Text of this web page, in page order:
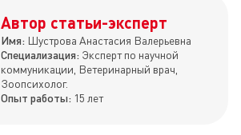
Автор статьи-эксперт
Имя: Шустрова Анастасия Валерьевна
Специализация: Эксперт по научной
коммуникации, Ветеринарный врач,
Зоопсихолог.
Опыт работы: 15 лет